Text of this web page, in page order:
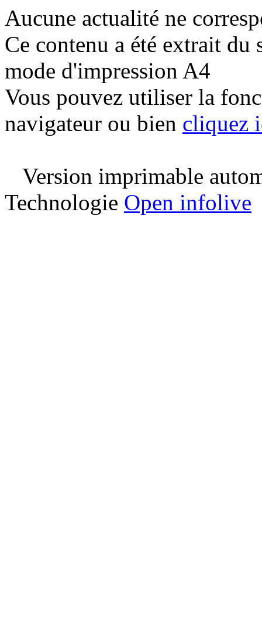
Aucune actualité ne
Ce contenu a été extrait
mode d'impression A4
Vous pouvez utiliser la
navigateur ou bien cliquez
Version imprimable
Technologie Open infolive